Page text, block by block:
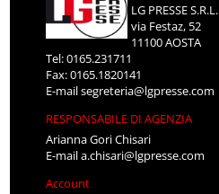
LG PRESSE S.R.L.
via Festaz, 52
11100 AOSTA
Tel: 0165.231711
Fax: 0165.1820141
E-mailsegreteria@lgpresse.com
RESPONSABILE DI AGENZIA
Arianna Gori Chisari
E-maila.chisari@lgpresse.com
Account